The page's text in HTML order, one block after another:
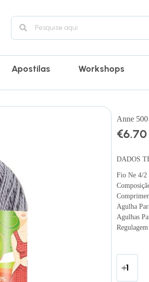
Apostilas Workshops
Anne
€6.70
DADOS
Fio Ne 4/2
Agulha
Agulhas